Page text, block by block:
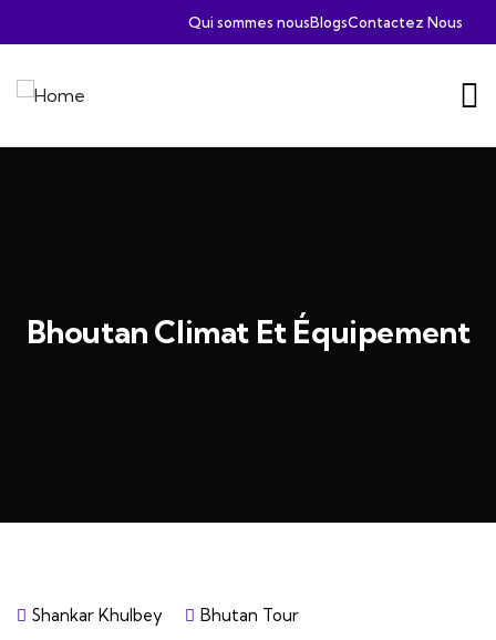
Qui sommes nousBlogsContactez Nous
Bhoutan Climat Et Équipement
Shankar Khulbey Bhutan Tour